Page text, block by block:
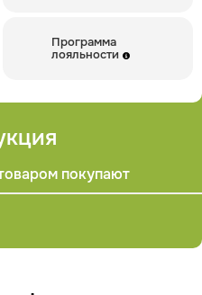
Программа
лояльности
покупают